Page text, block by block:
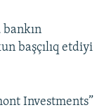
bankın
başçılıq etdiyi
Investments”